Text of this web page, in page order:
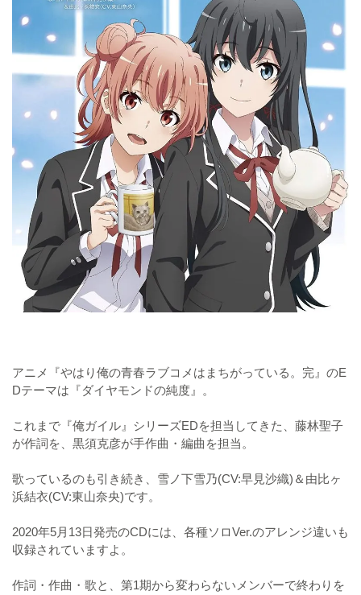
アニメ『やはり俺の青春ラブコメはまちがっている。完』のE
Dテーマは『ダイヤモンドの純度』。
これまで『俺ガイル』シリーズEDを担当してきた、藤林聖子
が作詞を、黒須克彦が手作曲・編曲を担当。
歌っているのも引き続き、雪ノ下雪乃(CV:早見沙織)＆由比ヶ
浜結衣(CV:東山奈央)です。
2020年5月13日発売のCDには、各種ソロVer.のアレンジ違いも
収録されていますよ。
作詞・作曲・歌と、第1期から変わらないメンバーで終わりを